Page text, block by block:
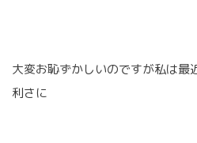
大変お恥ずかしいのですが私は最
利さに